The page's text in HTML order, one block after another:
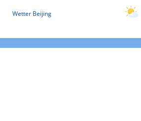
Wetter Beijing